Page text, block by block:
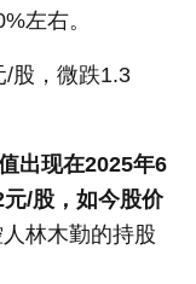
左右。
/股，微跌1.3
出现在2025年6
/股，如今股价
林木勤的持股